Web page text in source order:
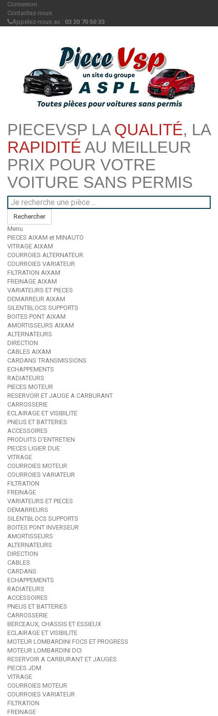
Connexion
Contactez-nous
Appelez-nous au : 03 20 70 50 33
PIECEVSP LA QUALITÉ, LA
RAPIDITÉ AU MEILLEUR
PRIX POUR VOTRE
VOITURE SANS PERMIS
Rechercher
Menu
PIECES AIXAM et MINAUTO
VITRAGE AIXAM
COURROIES ALTERNATEUR
COURROIES VARIATEUR
FILTRATION AIXAM
FREINAGE AIXAM
VARIATEURS ET PIECES
DEMARREUR AIXAM
SILENTBLOCS SUPPORTS
BOITES PONT AIXAM
AMORTISSEURS AIXAM
ALTERNATEURS
DIRECTION
CABLES AIXAM
CARDANS TRANSMISSIONS
ECHAPPEMENTS
RADIATEURS
PIECES MOTEUR
RESERVOIR ET JAUGE A CARBURANT
CARROSSERIE
ECLAIRAGE ET VISIBILITE
PNEUS ET BATTERIES
ACCESSOIRES
PRODUITS D'ENTRETIEN
PIECES LIGIER DUE
VITRAGE
COURROIES MOTEUR
COURROIES VARIATEUR
FILTRATION
FREINAGE
VARIATEURS ET PIECES
DEMARREURS
SILENTBLOCS SUPPORTS
BOITES PONT INVERSEUR
AMORTISSEURS
ALTERNATEURS
DIRECTION
CABLES
CARDANS
ECHAPPEMENTS
RADIATEURS
ACCESSOIRES
PNEUS ET BATTERIES
CARROSSERIE
BERCEAUX, CHASSIS ET ESSIEUX
ECLAIRAGE ET VISIBILITE
MOTEUR LOMBARDINI FOCS ET PROGRESS
MOTEUR LOMBARDINI DCI
RESERVOIR A CARBURANT ET JAUGES
PIECES JDM
VITRAGE
COURROIES MOTEUR
COURROIES VARIATEUR
FILTRATION
FREINAGE